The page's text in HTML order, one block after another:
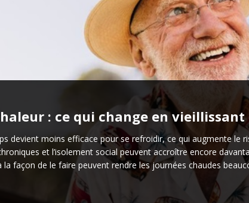
: ce qui change en
devient moins efficace pour se refroidir, ce qui augmente le
et l’isolement social peuvent accroître encore
façon de le faire peuvent rendre les journées chaudes